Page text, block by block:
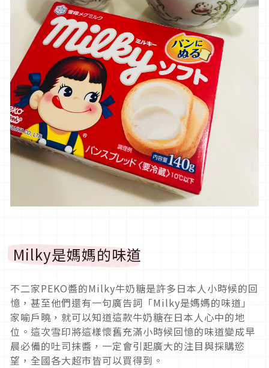
Milky是媽媽的味道
不二家PEKO醬的Milky牛奶糖是許多日本人小時候的回
憶，甚至他們還有一句廣告詞「Milky是媽媽的味道」
家喻戶曉，就可以知道這款牛奶糖在日本人心中的地
位。這次雪印將這樣懷舊充滿小時候回憶的味道變成早
晨必備的吐司抹醬，一定會引起廣大的注目與採購慾
望，全國各大超市皆可以買得到。